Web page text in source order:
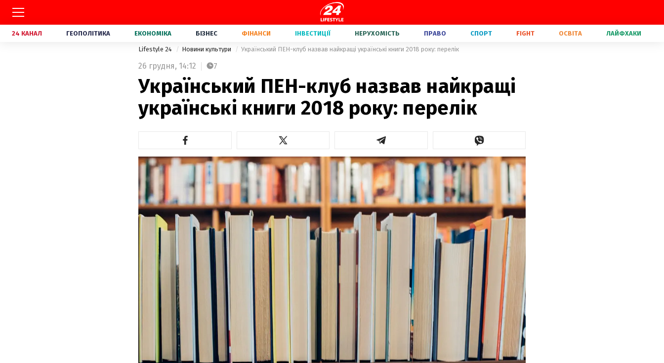
24 КАНАЛ ГЕОПОЛІТИКА ЕКОНОМІКА БІЗНЕС ФІНАНСИ ІНВЕСТИЦІЇ НЕРУХОМІСТЬ ПРАВО СПОРТ FIGHT ОСВІТА ЛАЙФХАКИ
Lifestyle 24 Новини культури Український ПЕН-клуб назвав найкращі українські книги 2018 року: перелік
26 грудня, 14:12 7
Український ПЕН-клуб назвав найкращі
українські книги 2018 року: перелік